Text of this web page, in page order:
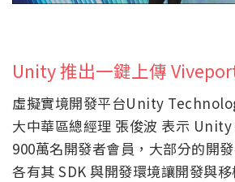
Unity 推出一鍵上傳
虛擬實境開發平台Unity
大中華區總經理 張俊波 表示
900萬名開發者會員，大部分的開
各有其 SDK 與開發環境讓開發與